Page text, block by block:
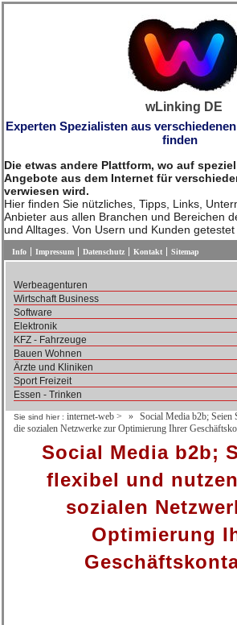
wLinking DE
Experten Spezialisten aus
finden
Die etwas andere Plattform, wo auf
Angebote aus dem Internet für
verwiesen wird.
Hier finden Sie nützliches, Tipps, Links,
Anbieter aus allen Branchen und Bereichen
und Alltages. Von Usern und Kunden getestet
Info Impressum Datenschutz Kontakt Sitemap
Werbeagenturen
Wirtschaft Business
Software
Elektronik
KFZ - Fahrzeuge
Bauen Wohnen
Ärzte und Kliniken
Sport Freizeit
Essen - Trinken
Sie sind hier : internet-web >
Social Media b2b; Seien
die sozialen Netzwerke zur Optimierung Ihrer
Social Media b2b;
flexibel und
sozialen
Optimierung